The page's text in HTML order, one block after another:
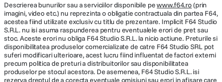
Descrierea bunurilor sau a serviciilor disponibile pewww.f64.ro(prin
imagini, video etc.) nu reprezinta o obligatie contractuala din partea F64,
acestea fiind utilizate exclusiv cu titlu de prezentare. Implicit F64 Studio
S.R.L. nu isi asuma raspunderea pentru eventualele erori de pret sau
stoc. Aceste erori nu obliga F64 Studio S.R.L. la nicio actiune. Preturile si
disponibilitatea produselor comercializate de catre F64 Studio SRL pot
suferi modificari ulterioare, acest lucru fiind influentat de factori externi
precum politica de preturi a distribuitorilor sau disponibilitatea
produselor pe stocul acestora. De asemenea, F64 Studio S.R.L. isi
rezerva dreptul de a corecta eventuale omisiuni sau erori in afisare care